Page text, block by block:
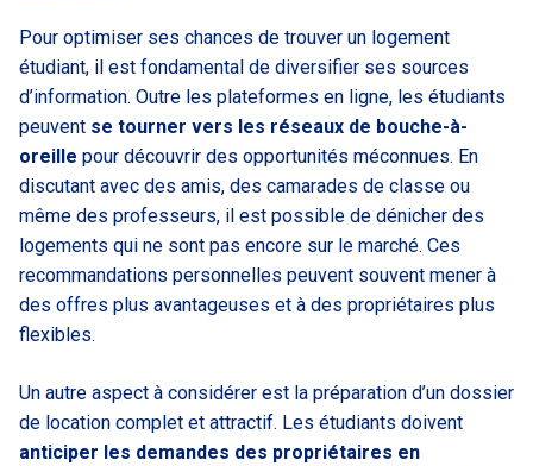
Pour optimiser ses chances de trouver un logement
étudiant, il est fondamental de diversifier ses sources
d’information. Outre les plateformes en ligne, les étudiants
peuvent se tourner vers les réseaux de bouche-à-
oreille pour découvrir des opportunités méconnues. En
discutant avec des amis, des camarades de classe ou
même des professeurs, il est possible de dénicher des
logements qui ne sont pas encore sur le marché. Ces
recommandations personnelles peuvent souvent mener à
des offres plus avantageuses et à des propriétaires plus
flexibles.
Un autre aspect à considérer est la préparation d’un dossier
de location complet et attractif. Les étudiants doivent
anticiper les demandes des propriétaires en